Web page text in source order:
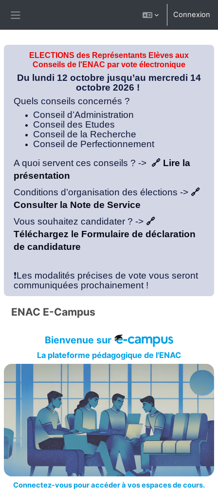
Connexion
ELECTIONS des Représentants Elèves aux
Conseils de l'ENAC par vote électronique
Du lundi 12 octobre jusqu’au mercredi 14
octobre 2026 !
Quels conseils concernés ?
Conseil d’Administration
Conseil des Etudes
Conseil de la Recherche
Conseil de Perfectionnement
A quoi servent ces conseils ? -> 🔗 Lire la
présentation
Conditions d’organisation des élections -> 🔗
Consulter la Note de Service
Vous souhaitez candidater ? -> 🔗
Téléchargez le Formulaire de déclaration
de candidature
❗Les modalités précises de vote vous seront
communiquées prochainement !
ENAC E-Campus
Bienvenue sur
La plateforme pédagogique de l'ENAC
Connectez-vous pour accéder à vos espaces de cours.